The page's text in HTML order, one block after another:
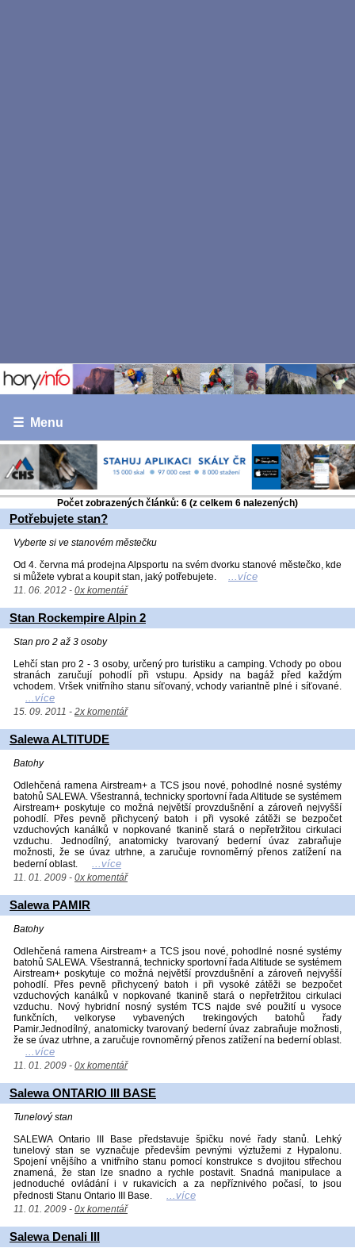
☰ Menu
Počet zobrazených článků: 6 (z celkem 6 nalezených)
Potřebujete stan?
Vyberte si ve stanovém městečku
Od 4. června má prodejna Alpsportu na svém dvorku stanové městečko, kde
si můžete vybrat a koupit stan, jaký potřebujete.
...více
11. 06. 2012 - 0x komentář
Stan Rockempire Alpin 2
Stan pro 2 až 3 osoby
Lehčí stan pro 2 - 3 osoby, určený pro turistiku a camping. Vchody po obou
stranách zaručují pohodlí při vstupu. Apsidy na bagáž před každým
vchodem. Vršek vnitřního stanu síťovaný, vchody variantně plné i síťované.
...více
15. 09. 2011 - 2x komentář
Salewa ALTITUDE
Batohy
Odlehčená ramena Airstream+ a TCS jsou nové, pohodlné nosné systémy
batohů SALEWA. Všestranná, technicky sportovní řada Altitude se systémem
Airstream+ poskytuje co možná největší provzdušnění a zároveň nejvyšší
pohodlí. Přes pevně přichycený batoh i při vysoké zátěži se bezpočet
vzduchových kanálků v nopkované tkanině stará o nepřetržitou cirkulaci
vzduchu. Jednodílný, anatomicky tvarovaný bederní úvaz zabraňuje
možnosti, že se úvaz utrhne, a zaručuje rovnoměrný přenos zatížení na
bederní oblast.
...více
11. 01. 2009 - 0x komentář
Salewa PAMIR
Batohy
Odlehčená ramena Airstream+ a TCS jsou nové, pohodlné nosné systémy
batohů SALEWA. Všestranná, technicky sportovní řada Altitude se systémem
Airstream+ poskytuje co možná největší provzdušnění a zároveň nejvyšší
pohodlí. Přes pevně přichycený batoh i při vysoké zátěži se bezpočet
vzduchových kanálků v nopkované tkanině stará o nepřetržitou cirkulaci
vzduchu. Nový hybridní nosný systém TCS najde své použití u vysoce
funkčních, velkoryse vybavených trekingových batohů řady
Pamir.Jednodílný, anatomicky tvarovaný bederní úvaz zabraňuje možnosti,
že se úvaz utrhne, a zaručuje rovnoměrný přenos zatížení na bederní oblast.
...více
11. 01. 2009 - 0x komentář
Salewa ONTARIO III BASE
Tunelový stan
SALEWA Ontario III Base představuje špičku nové řady stanů. Lehký
tunelový stan se vyznačuje především pevnými výztužemi z Hypalonu.
Spojení vnějšího a vnitřního stanu pomocí konstrukce s dvojitou střechou
znamená, že stan lze snadno a rychle postavit. Snadná manipulace a
jednoduché ovládání i v rukavicích a za nepříznivého počasí, to jsou
přednosti Stanu Ontario III Base.
...více
11. 01. 2009 - 0x komentář
Salewa Denali III